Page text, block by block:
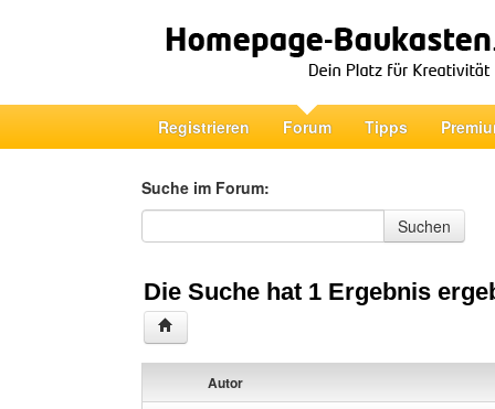
Registrieren Forum Tipps
Suche im Forum:
Suche im Forum
Suchen
Die Suche hat 1 Ergebnis
Autor